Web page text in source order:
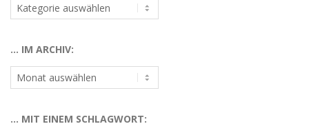
nach
… IM ARCHIV:
…
im
… MIT EINEM SCHLAGWORT: